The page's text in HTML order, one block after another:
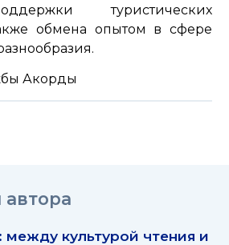
туристических
обмена опытом в сфере
Акорды
между культурой чтения и